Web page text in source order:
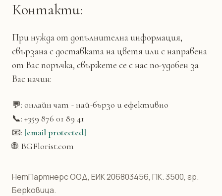
Контакти:
При нужда от допълнителна информация,
свързана с доставката на цветя или с направена
от Вас поръчка, свържете се с нас по-удобен за
Вас начин:
💬: онлайн чат - най-бързо и ефективно
📞: +359 876 01 89 41
📧: [email protected]
🌐: BGFlorist.com
НетПартнерс ООД, ЕИК 206803456, ПК. 3500, гр.
Берковица.